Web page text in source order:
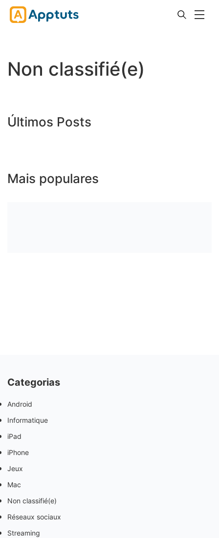
Non classifié(e)
Últimos Posts
Mais populares
Categorias
Android
Informatique
iPad
iPhone
Jeux
Mac
Non classifié(e)
Réseaux sociaux
Streaming